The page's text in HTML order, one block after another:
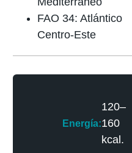
Energía:
120–
160
kcal.
FAO 34: Atlántico
Centro-Este